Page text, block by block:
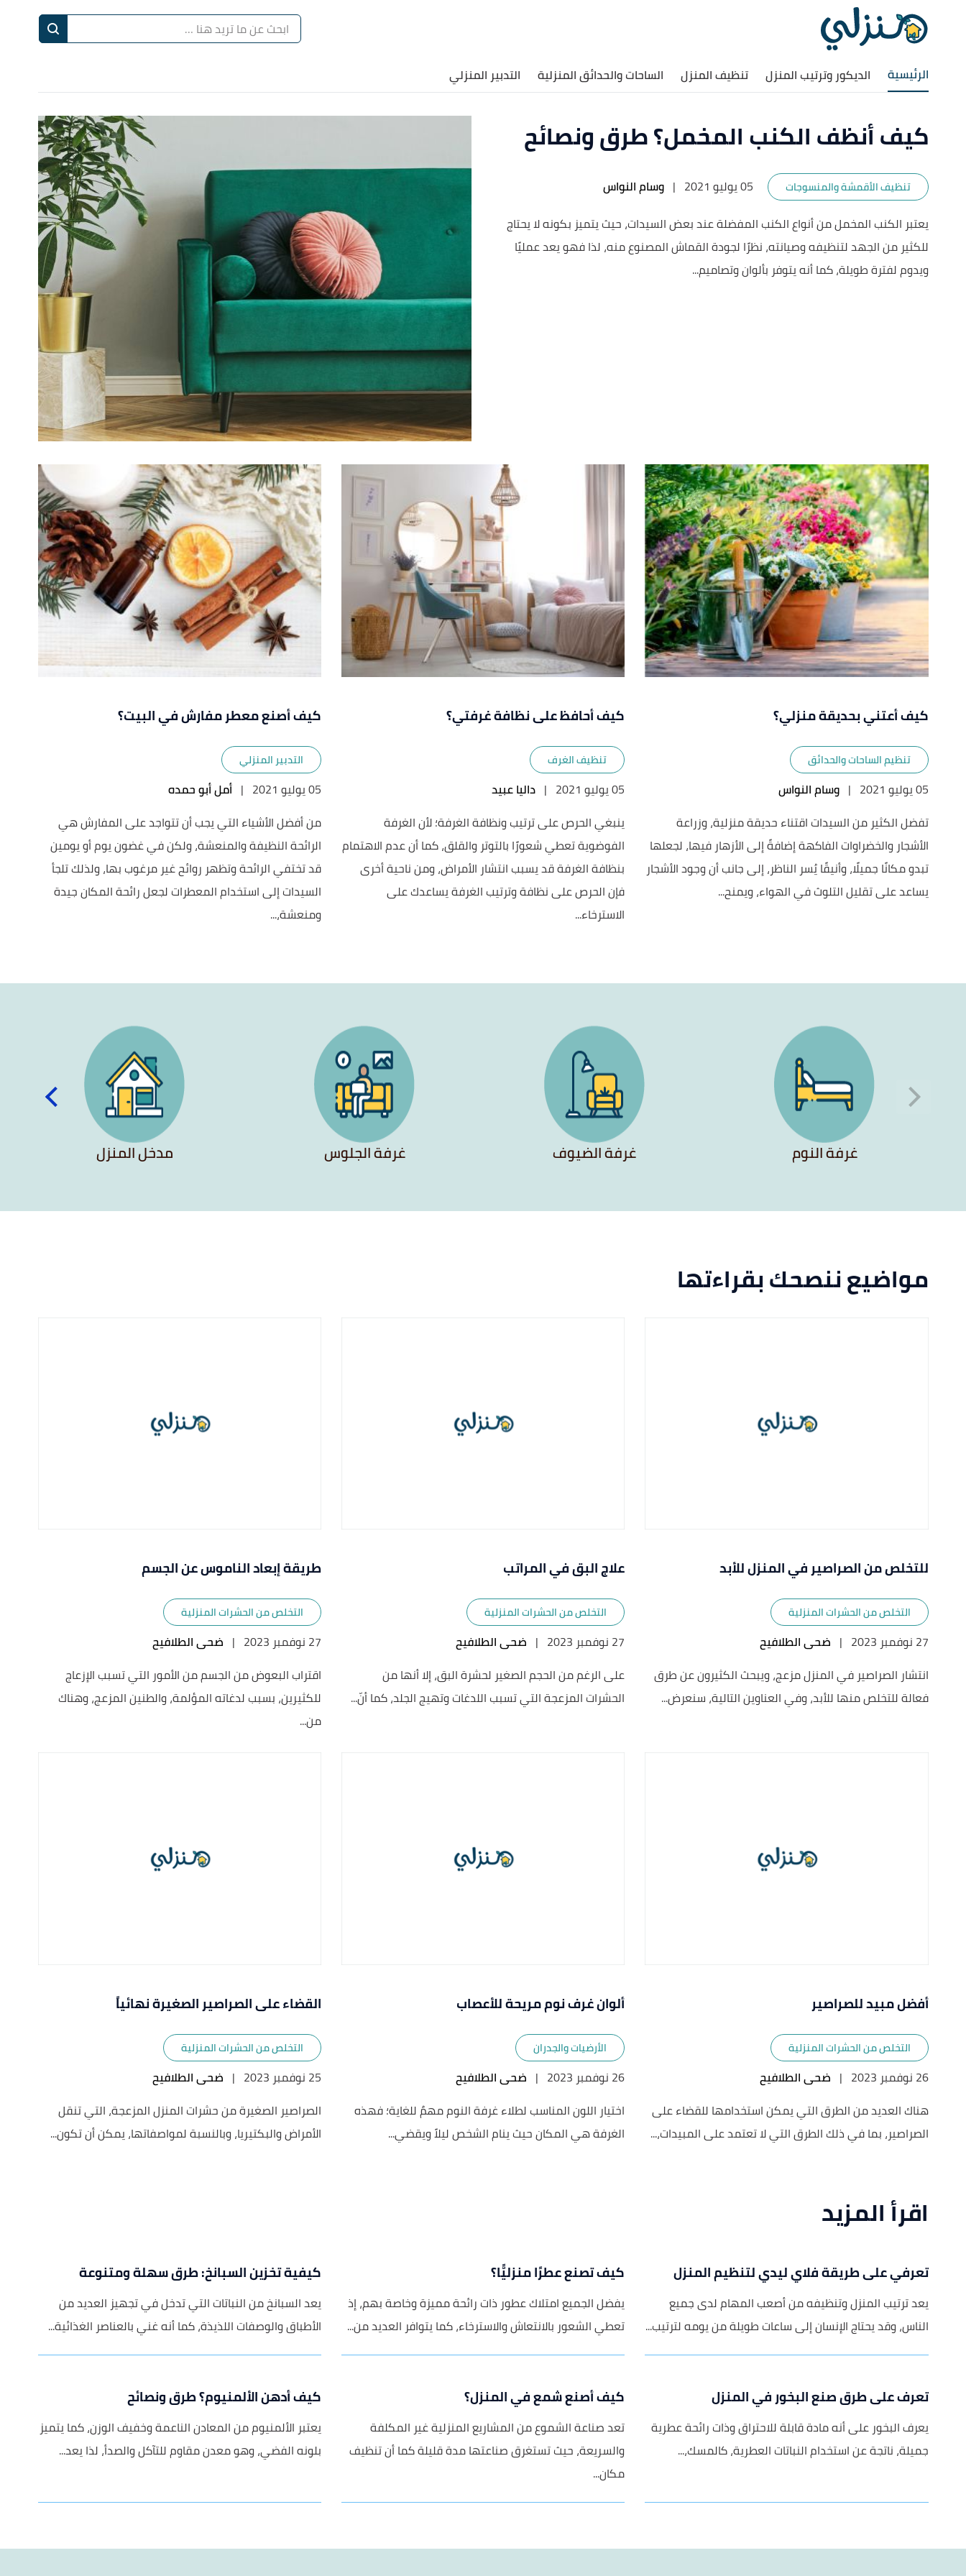
الرئيسية الديكور وترتيب المنزل تنظيف المنزل الساحات والحدائق المنزلية التدبير المنزلي
كيف أنظف الكنب المخمل؟ طرق ونصائح
تنظيف الأقمشة والمنسوجات 05 يوليو 2021 | وسام النواس
يعتبر الكنب المخمل من أنواع الكنب المفضلة عند بعض السيدات، حيث يتميز بكونه لا يحتاج
للكثير من الجهد لتنظيفه وصيانته، نظرًا لجودة القماش المصنوع منه، لذا فهو يعد عمليًا
ويدوم لفترة طويلة، كما أنه يتوفر بألوان وتصاميم...
كيف أعتني بحديقة منزلي؟
تنظيم الساحات والحدائق
05 يوليو 2021 | وسام النواس
تفضل الكثير من السيدات اقتناء حديقة منزلية، وزراعة
الأشجار والخضراوات الفاكهة إضافةً إلى الأزهار فيها، لجعلها
تبدو مكانًا جميلًا، وأنيقًا يُسر الناظر، إلى جانب أن وجود الأشجار
يساعد على تقليل التلوث في الهواء، ويمنح...
كيف أحافظ على نظافة غرفتي؟
تنظيف الغرف
05 يوليو 2021 | داليا عبيد
ينبغي الحرص على ترتيب ونظافة الغرفة؛ لأن الغرفة
الفوضوية تعطي شعورًا بالتوتر والقلق، كما أن عدم الاهتمام
بنظافة الغرفة قد يسبب انتشار الأمراض، ومن ناحية أخرى
فإن الحرص على نظافة وترتيب الغرفة يساعدك على
الاسترخاء...
كيف أصنع معطر مفارش في البيت؟
التدبير المنزلي
05 يوليو 2021 | أمل أبو حمده
من أفضل الأشياء التي يجب أن تتواجد على المفارش هي
الرائحة النظيفة والمنعشة، ولكن في غضون يوم أو يومين
قد تختفي الرائحة وتظهر روائح غير مرغوب بها، ولذلك تلجأ
السيدات إلى استخدام المعطرات لجعل رائحة المكان جيدة
ومنعشة،...
غرفة النوم غرفة الضيوف غرفة الجلوس مدخل المنزل
مواضيع ننصحك بقراءتها
للتخلص من الصراصير في المنزل للأبد
التخلص من الحشرات المنزلية
27 نوفمبر 2023 | ضحى الطلافيح
انتشار الصراصير في المنزل مزعج، ويبحث الكثيرون عن طرق
فعالة للتخلص منها للأبد، وفي العناوين التالية، سنعرض...
علاج البق في المراتب
التخلص من الحشرات المنزلية
27 نوفمبر 2023 | ضحى الطلافيح
على الرغم من الحجم الصغير لحشرة البق، إلا أنها من
الحشرات المزعجة التي تسبب اللدغات وتهيج الجلد، كما أنّ...
طريقة إبعاد الناموس عن الجسم
التخلص من الحشرات المنزلية
27 نوفمبر 2023 | ضحى الطلافيح
اقتراب البعوض من الجسم من الأمور التي تسبب الإزعاج
للكثيرين، بسبب لدغاته المؤلمة، والطنين المزعج، وهناك
من...
أفضل مبيد للصراصير
التخلص من الحشرات المنزلية
26 نوفمبر 2023 | ضحى الطلافيح
هناك العديد من الطرق التي يمكن استخدامها للقضاء على
الصراصير، بما في ذلك الطرق التي لا تعتمد على المبيدات،...
ألوان غرف نوم مريحة للأعصاب
الأرضيات والجدران
26 نوفمبر 2023 | ضحى الطلافيح
اختيار اللون المناسب لطلاء غرفة النوم مهمٌ للغاية؛ فهذه
الغرفة هي المكان حيث ينام الشخص ليلاً ويقضي...
القضاء على الصراصير الصغيرة نهائياً
التخلص من الحشرات المنزلية
25 نوفمبر 2023 | ضحى الطلافيح
الصراصير الصغيرة من حشرات المنزل المزعجة، التي تنقل
الأمراض والبكتيريا، وبالنسبة لمواصفاتها، يمكن أن تكون...
اقرأ المزيد
تعرفي على طريقة فلاي ليدي لتنظيم المنزل
يعد ترتيب المنزل وتنظيفه من أصعب المهام لدى جميع
الناس، وقد يحتاج الإنسان إلى ساعات طويلة من يومه لترتيب...
كيف تصنع عطرًا منزليًّا؟
يفضل الجميع امتلاك عطور ذات رائحة مميزة وخاصة بهم، إذ
تعطي الشعور بالانتعاش والاسترخاء، كما يتوافر العديد من...
كيفية تخزين السبانخ: طرق سهلة ومتنوعة
يعد السبانخ من النباتات التي تدخل في تجهيز العديد من
الأطباق والوصفات اللذيذة، كما أنه غني بالعناصر الغذائية...
تعرف على طرق صنع البخور في المنزل
يعرف البخور على أنه مادة قابلة للاحتراق وذات رائحة عطرية
جميلة، ناتجة عن استخدام النباتات العطرية، كالمسك،...
كيف أصنع شمع في المنزل؟
تعد صناعة الشموع من المشاريع المنزلية غير المكلفة
والسريعة، حيث تستغرق صناعتها مدة قليلة كما أن تنظيف
مكان...
كيف أدهن الألمنيوم؟ طرق ونصائح
يعتبر الألمنيوم من المعادن الناعمة وخفيف الوزن، كما يتميز
بلونه الفضي، وهو معدن مقاوم للتآكل والصدأ، لذا يعد...